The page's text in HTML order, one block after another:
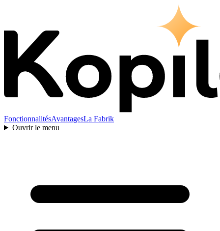
FonctionnalitésAvantagesLa Fabrik
Ouvrir le menu